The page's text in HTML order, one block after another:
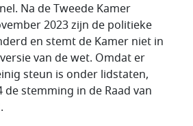
Na de Tweede Kamer
2023 zijn de politieke
en stemt de Kamer niet in
van de wet. Omdat er
steun is onder lidstaten,
stemming in de Raad van